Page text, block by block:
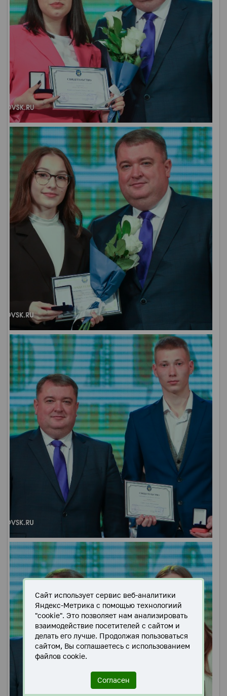
Сайт использует сервис веб-аналитики
Яндекс-Метрика с помощью технологиий
"cookie". Это позволяет нам анализировать
взаимодействие посетителей с сайтом и
делать его лучше. Продолжая пользоваться
сайтом, Вы соглашаетесь с использованием
файлов cookie.
Согласен